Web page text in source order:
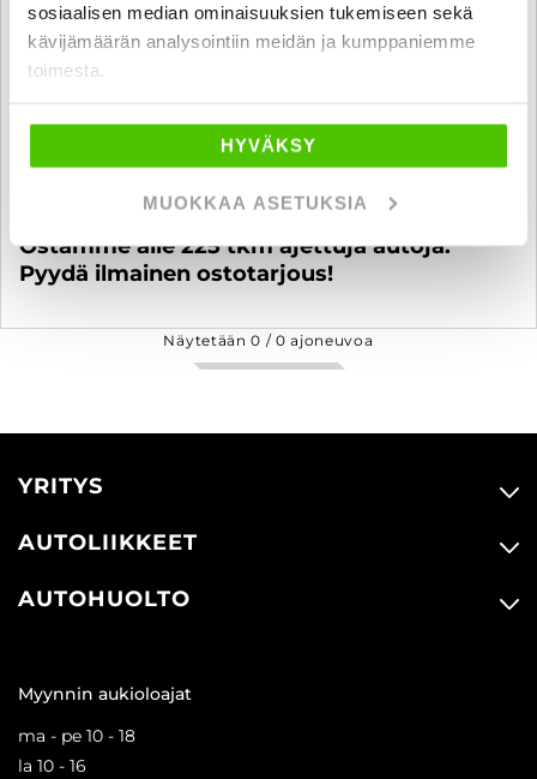
sosiaalisen median ominaisuuksien tukemiseen sekä
kävijämäärän analysointiin meidän ja kumppaniemme
toimesta.
HYVÄKSY
MUOKKAA ASETUKSIA
Ostamme alle 225 tkm ajettuja autoja.
Pyydä ilmainen ostotarjous!
Näytetään0 /0 ajoneuvoa
YRITYS
AUTOLIIKKEET
AUTOHUOLTO
Myynnin aukioloajat
ma - pe 10 - 18
la 10 - 16